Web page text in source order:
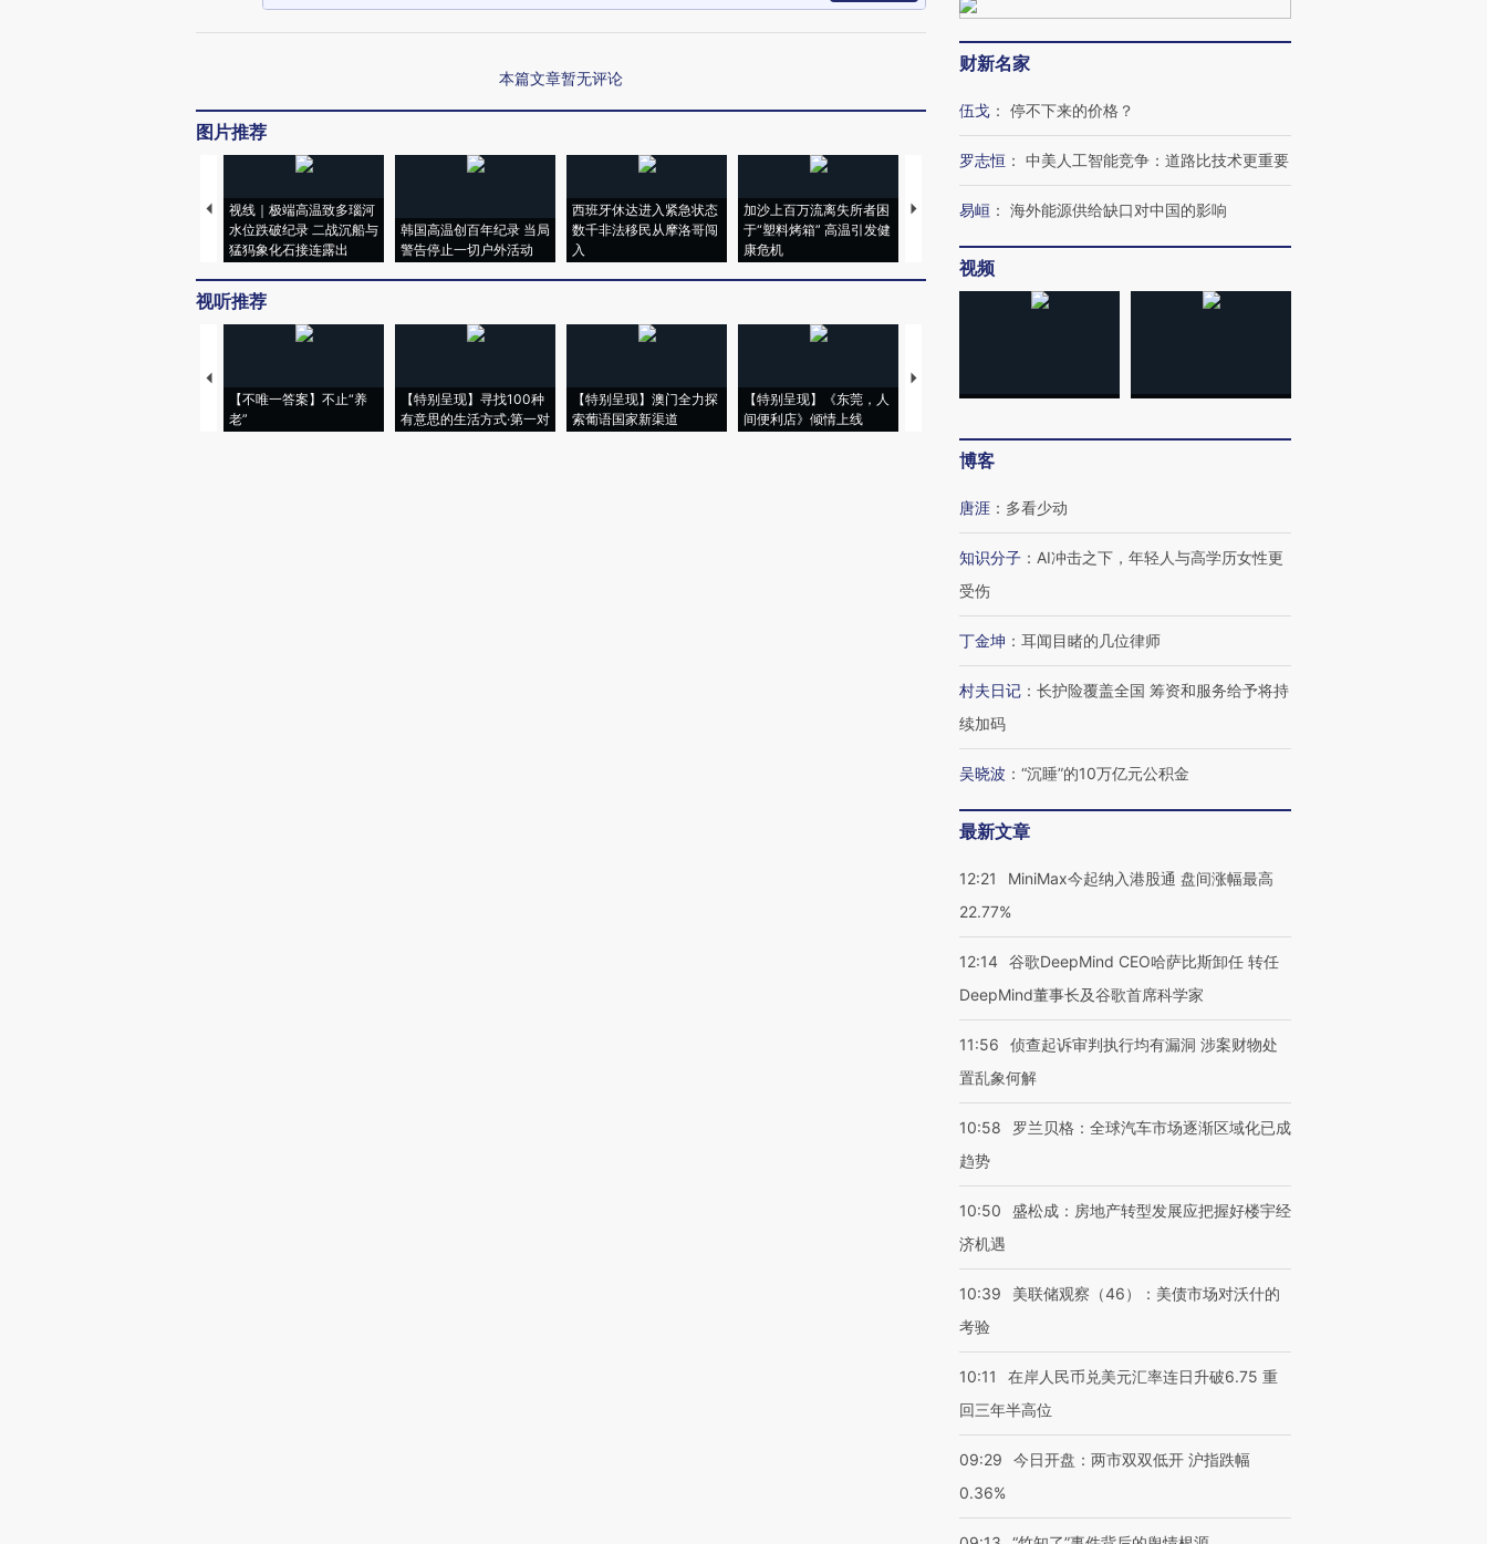
本篇文章暂无评论
图片推荐
视线｜极端高温致多瑙河
水位跌破纪录 二战沉船与
猛犸象化石接连露出
韩国高温创百年纪录 当局
警告停止一切户外活动
西班牙休达进入紧急状态
数千非法移民从摩洛哥闯
入
加沙上百万流离失所者困
于“塑料烤箱” 高温引发健
康危机
马航飞行员跨国走私7万
要防空导弹“救急”
13人遇难
视听推荐
【不唯一答案】不止“养
老”
【特别呈现】寻找100种
有意思的生活方式·第一对
【特别呈现】澳门全力探
索葡语国家新渠道
【特别呈现】《东莞，人
间便利店》倾情上线
【推广】走进第四届链博
会，让数智科技“链”接产
【特别呈现】寻找100种
CFO：不靠规模取胜，华
财新名家
伍戈 ： 停不下来的价格？
罗志恒 ： 中美人工智能竞争：道路比技术更重要
易峘 ： 海外能源供给缺口对中国的影响
视频
博客
唐涯 ： 多看少动
知识分子 ： AI冲击之下，年轻人与高学历女性更
受伤
丁金坤 ： 耳闻目睹的几位律师
村夫日记 ： 长护险覆盖全国 筹资和服务给予将持
续加码
吴晓波 ： “沉睡”的10万亿元公积金
最新文章
12:21
MiniMax今起纳入港股通 盘间涨幅最高
22.77%
12:14 谷歌DeepMind CEO哈萨比斯卸任 转任
DeepMind董事长及谷歌首席科学家
11:56
侦查起诉审判执行均有漏洞 涉案财物处
置乱象何解
10:58
罗兰贝格：全球汽车市场逐渐区域化已成
趋势
10:50
盛松成：房地产转型发展应把握好楼宇经
济机遇
10:39
美联储观察（46）：美债市场对沃什的
考验
10:11
在岸人民币兑美元汇率连日升破6.75 重
回三年半高位
09:29
今日开盘：两市双双低开 沪指跌幅
0.36%